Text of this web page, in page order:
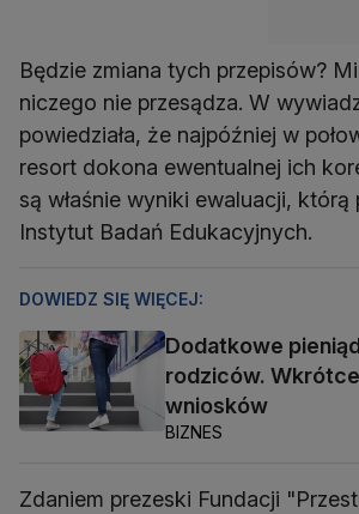
Będzie zmiana tych przepisów?
niczego nie przesądza. W
powiedziała, że najpóźniej w
resort dokona ewentualnej ich
są właśnie wyniki ewaluacji, którą
Instytut Badań Edukacyjnych.
DOWIEDZ SIĘ WIĘCEJ:
Dodatkowe
rodziców.
wniosków
BIZNES
Zdaniem prezeski Fundacji